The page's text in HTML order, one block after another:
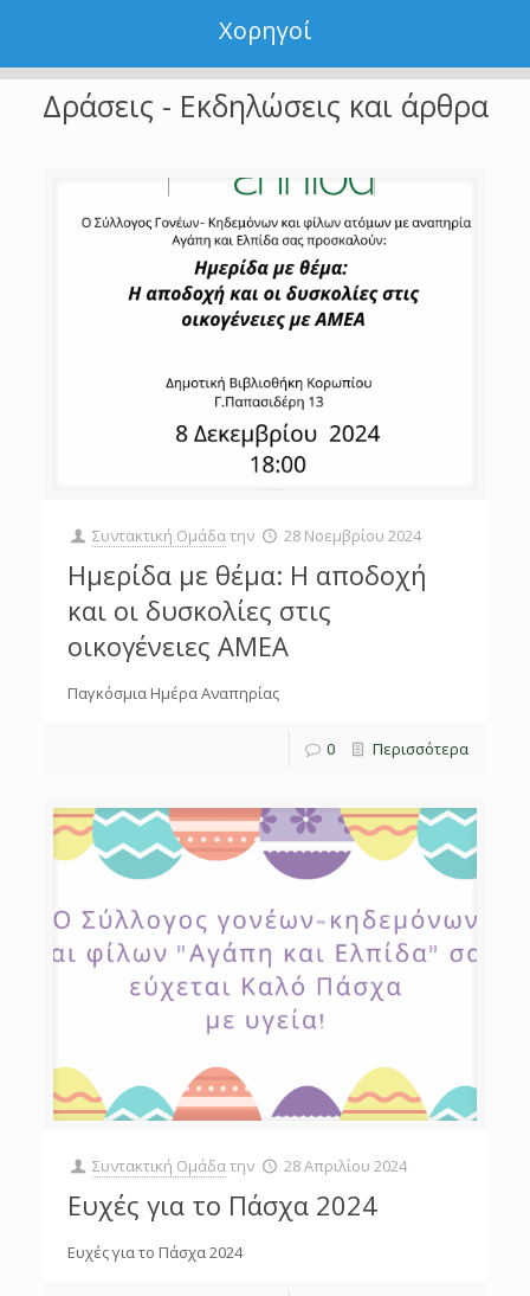
Χορηγοί
Δράσεις - Εκδηλώσεις και άρθρα
Συντακτική Ομάδατην 28 Νοεμβρίου 2024
Ημερίδα με θέμα: Η αποδοχή
και οι δυσκολίες στις
οικογένειες ΑΜΕΑ
Παγκόσμια Ημέρα Αναπηρίας
0 Περισσότερα
Συντακτική Ομάδατην 28 Απριλίου 2024
Ευχές για το Πάσχα 2024
Ευχές για το Πάσχα 2024